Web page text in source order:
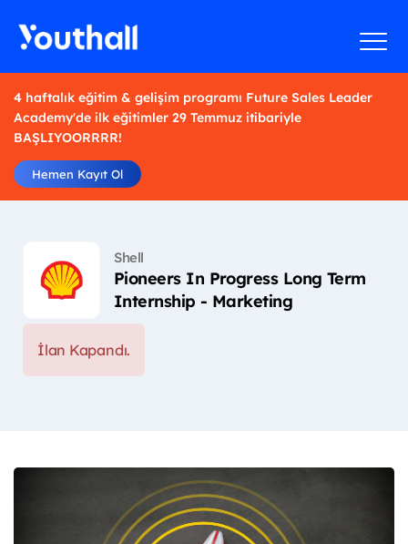
4 haftalık eğitim & gelişim programı Future Sales Leader
Academy'de ilk eğitimler 29 Temmuz itibariyle
BAŞLIYOORRRR!
Hemen Kayıt Ol
Shell
Pioneers In Progress Long Term
Internship - Marketing
İlan Kapandı.